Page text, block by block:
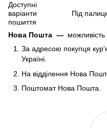
Доступні
варіанти
пошиття
Під
Нова Пошта — можливість
За адресою покупця
Україні.
На відділення Нова
Поштомат Нова Пошта.